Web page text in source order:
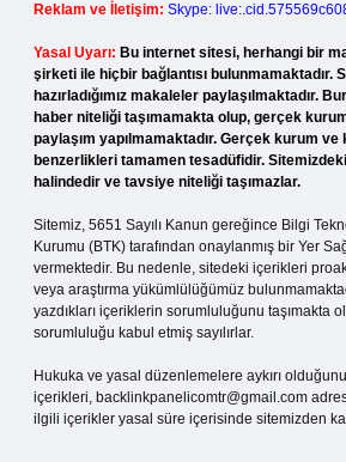
Reklam ve İletişim: Skype:
Yasal Uyarı: Bu internet sitesi, herhangi bir
şirketi ile hiçbir bağlantısı bulunmamaktadır.
hazırladığımız makaleler paylaşılmaktadır.
haber niteliği taşımamakta olup, gerçek
paylaşım yapılmamaktadır. Gerçek kurum
benzerlikleri tamamen tesadüfidir.
halindedir ve tavsiye niteliği taşımazlar.
Sitemiz, 5651 Sayılı Kanun gereğince Bilgi
Kurumu (BTK) tarafından onaylanmış bir Yer
vermektedir. Bu nedenle, sitedeki içerikleri
veya araştırma yükümlülüğümüz
yazdıkları içeriklerin sorumluluğunu taşımakta
sorumluluğu kabul etmiş sayılırlar.
Hukuka ve yasal düzenlemelere aykırı
içerikleri, backlinkpanelicomtr@gmail.com
ilgili içerikler yasal süre içerisinde sitemizden